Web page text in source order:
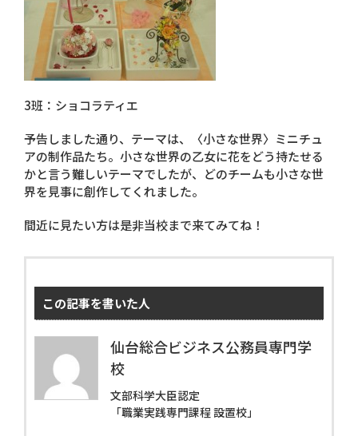
3班：ショコラティエ
予告しました通り、テーマは、〈小さな世界〉ミニチュ
アの制作品たち。小さな世界の乙女に花をどう持たせる
かと言う難しいテーマでしたが、どのチームも小さな世
界を見事に創作してくれました。
間近に見たい方は是非当校まで来てみてね！
この記事を書いた人
仙台総合ビジネス公務員専門学
校
文部科学大臣認定
「職業実践専門課程 設置校」